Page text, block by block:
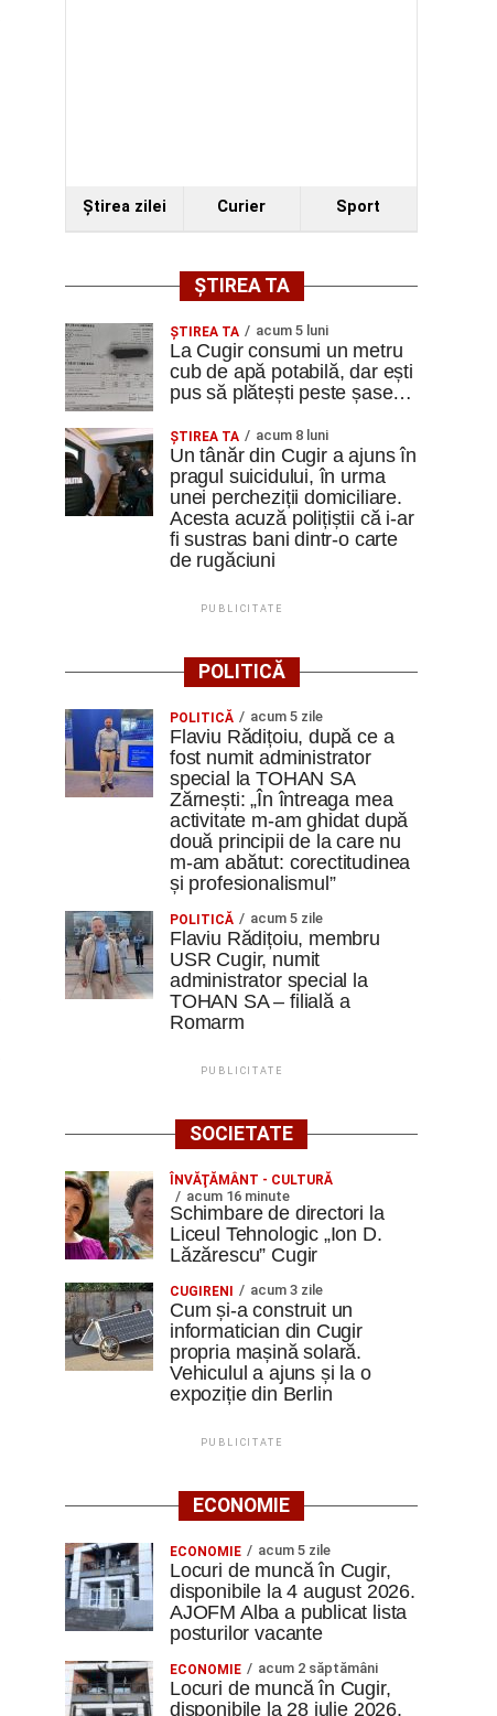
Ştirea zilei Curier Sport
ȘTIREA TA
ȘTIREA TA acum 5 luni
La Cugir consumi un metru
cub de apă potabilă, dar ești
pus să plătești peste șase…
ȘTIREA TA acum 8 luni
Un tânăr din Cugir a ajuns în
pragul suicidului, în urma
unei percheziții domiciliare.
Acesta acuză polițiștii că i-ar
fi sustras bani dintr-o carte
de rugăciuni
PUBLICITATE
POLITICĂ
POLITICĂ acum 5 zile
Flaviu Rădițoiu, după ce a
fost numit administrator
special la TOHAN SA
Zărnești: „În întreaga mea
activitate m-am ghidat după
două principii de la care nu
m-am abătut: corectitudinea
și profesionalismul”
POLITICĂ acum 5 zile
Flaviu Rădițoiu, membru
USR Cugir, numit
administrator special la
TOHAN SA – filială a
Romarm
PUBLICITATE
SOCIETATE
ÎNVĂŢĂMÂNT - CULTURĂ
acum 16 minute
Schimbare de directori la
Liceul Tehnologic „Ion D.
Lăzărescu” Cugir
CUGIRENI acum 3 zile
Cum și-a construit un
informatician din Cugir
propria mașină solară.
Vehiculul a ajuns și la o
expoziție din Berlin
PUBLICITATE
ECONOMIE
ECONOMIE acum 5 zile
Locuri de muncă în Cugir,
disponibile la 4 august 2026.
AJOFM Alba a publicat lista
posturilor vacante
ECONOMIE acum 2 săptămâni
Locuri de muncă în Cugir,
disponibile la 28 iulie 2026.